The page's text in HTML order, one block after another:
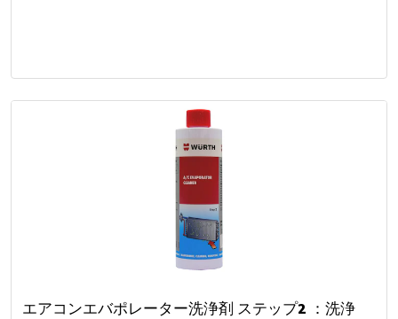
エアコンエバポレーター洗浄剤 ステップ2 ：洗浄